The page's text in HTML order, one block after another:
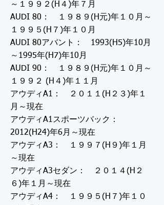
～１９９２(H４)年７月
AUDI 80： １９８９(H元)年１０月～
１９９５(H７)年１０月
AUDI 80アバント： 1993(H5)年10月
～1995年(H7)年10月
AUDI 90： １９８９(H元)年１０月～
１９９２ (H４)年１１月
アウディA1： ２０１１(H２３)年１
月～現在
アウディA1スポーツバック：
2012(H24)年6月～現在
アウディA3： １９９７(H９)年１月
～現在
アウディA3セダン： ２０１４(H２
６)年１月～現在
アウディA4： １９９５(H７)年１０